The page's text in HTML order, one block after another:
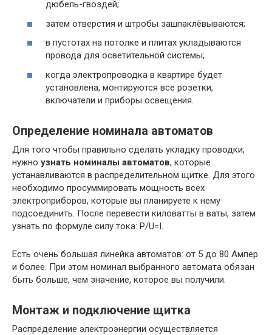
дюбель-гвоздей;
затем отверстия и штробы зашпаклёвываются;
в пустотах на потолке и плитах укладываются
провода для осветительной системы;
когда электропроводка в квартире будет
установлена, монтируются все розетки,
включатели и приборы освещения.
Определение номинала автоматов
Для того чтобы правильно сделать укладку проводки,
нужно узнать номиналы автоматов, которые
устанавливаются в распределительном щитке. Для этого
необходимо просуммировать мощность всех
электроприборов, которые вы планируете к нему
подсоединить. После перевести киловатты в ваты, затем
узнать по формуле силу тока: P/U=I.
Есть очень большая линейка автоматов: от 5 до 80 Ампер
и более. При этом номинал выбранного автомата обязан
быть больше, чем значение, которое вы получили.
Монтаж и подключение щитка
Распределение электроэнергии осуществляется